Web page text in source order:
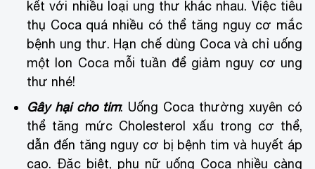
kết với nhiều loại ung thư khác nhau. Việc tiêu
thụ Coca quá nhiều có thể tăng nguy cơ mắc
bệnh ung thư. Hạn chế dùng Coca và chỉ uống
một lon Coca mỗi tuần để giảm nguy cơ ung
thư nhé!
Gây hại cho tim: Uống Coca thường xuyên có
thể tăng mức Cholesterol xấu trong cơ thể,
dẫn đến tăng nguy cơ bị bệnh tim và huyết áp
cao. Đặc biệt, phụ nữ uống Coca nhiều càng